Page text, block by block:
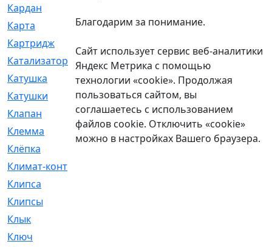
Кардан
Карта
[2]
Картридж
Катализатор
[1]
Катушка
[2]
Катушки
[291]
Клапан
[375]
Клемма
[5]
Клёпка
Климат-контроль
Клипса
Клипсы
Клык
Ключ
Благодарим за понимание.
Сайт использует сервис веб-аналитики
Яндекс Метрика с помощью
технологии «cookie». Продолжая
пользоваться сайтом, вы
соглашаетесь с использованием
файлов cookie. Отключить «cookie»
можно в настройках Вашего браузера.